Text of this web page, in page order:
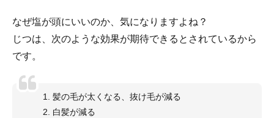
なぜ塩が頭にいいのか、気になりますよね？
じつは、次のような効果が期待できるとされているから
です。
1. 髪の毛が太くなる、抜け毛が減る
2. 白髪が減る